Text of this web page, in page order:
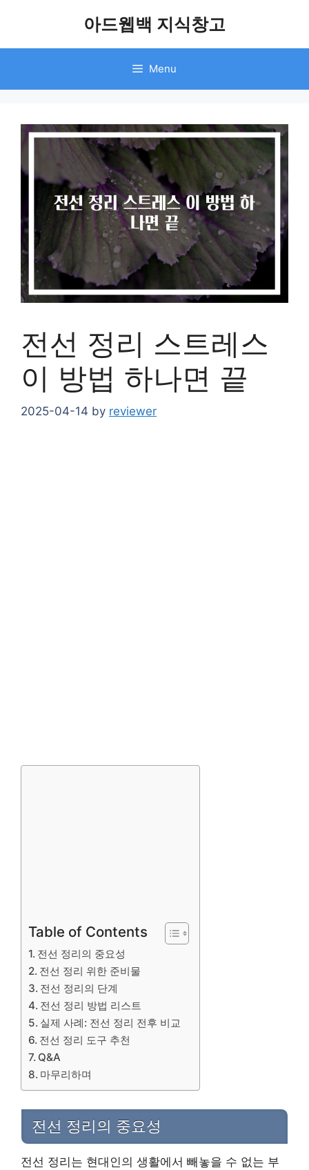
아드웹백 지식창고
Menu
전선 정리 스트레스
이 방법 하나면 끝
2025-04-14 by reviewer
Table of Contents
전선 정리의 중요성
전선 정리 위한 준비물
전선 정리의 단계
전선 정리 방법 리스트
실제 사례: 전선 정리 전후 비교
전선 정리 도구 추천
Q&A
마무리하며
전선 정리의 중요성
전선 정리는 현대인의 생활에서 빼놓을 수 없는 부